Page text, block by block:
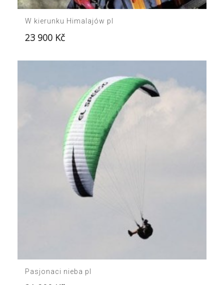
W kierunku Himalajów pl
23 900 Kč
Pasjonaci nieba pl